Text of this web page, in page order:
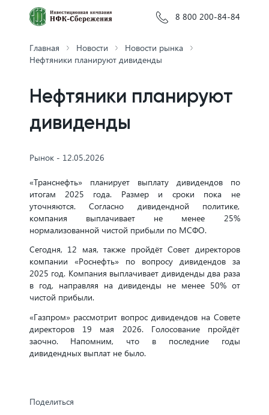
8 800 200-84-84
Главная Новости
Новости рынка
Нефтяники планируют дивиденды
Нефтяники планируют
дивиденды
Рынок - 12.05.2026
«Транснефть» планирует выплату дивидендов по
итогам 2025 года. Размер и сроки пока не
уточняются. Согласно дивидендной политике,
компания выплачивает не менее 25%
нормализованной чистой прибыли по МСФО.
Сегодня, 12 мая, также пройдёт Совет директоров
компании «Роснефть» по вопросу дивидендов за
2025 год. Компания выплачивает дивиденды два раза
в год, направляя на дивиденды не менее 50% от
чистой прибыли.
«Газпром» рассмотрит вопрос дивидендов на Совете
директоров 19 мая 2026. Голосование пройдёт
заочно. Напомним, что в последние годы
дивидендных выплат не было.
Поделиться